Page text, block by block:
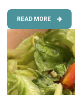
READ MORE